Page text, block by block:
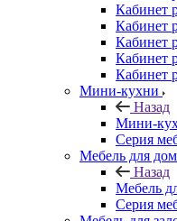
Кабинет
Кабинет
Кабинет
Кабинет
Кабинет
Мини-кухни
Назад
Мини-
Серия
Мебель для
Назад
Мебель
Серия